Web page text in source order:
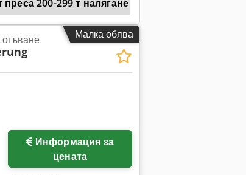
преса 200-299 т налягане
Малка обява
цената